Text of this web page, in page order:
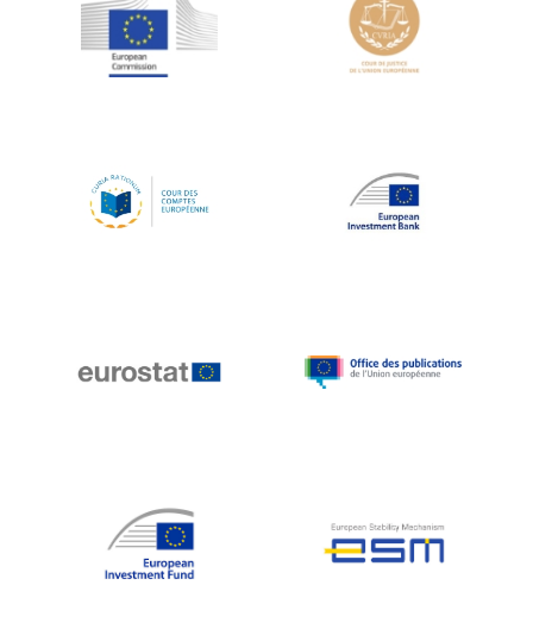
Jean-Louis Schiltz
Jean-Victor Louis
Johnny Åkerholm
Katharien L.C. Hunt
Klaus-Heiner Lehne
Koen LENAERTS
Lars Heikensten